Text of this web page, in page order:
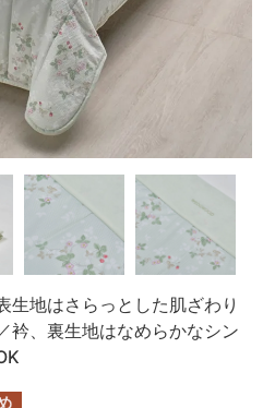
生地はさらっとした肌ざわり
衿、裏生地はなめらかなシン